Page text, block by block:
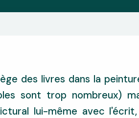
des livres dans la
sont trop nombreux)
lui-même avec